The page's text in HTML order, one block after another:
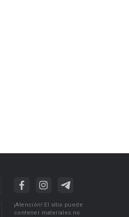
¡Atención! El sitio puede
contener materiales no